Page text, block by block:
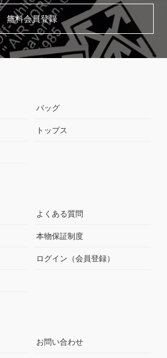
無料会員登録
バッグ
トップス
よくある質問
本物保証制度
ログイン（会員登録）
お問い合わせ